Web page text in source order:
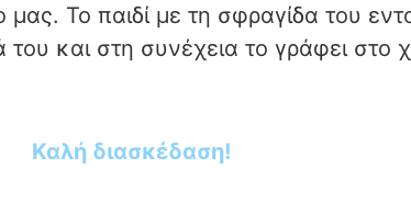
Το παιδί με τη σφραγίδα του
και στη συνέχεια το γράφει στο
Καλή διασκέδαση!